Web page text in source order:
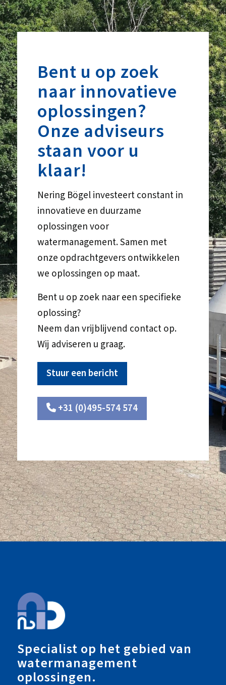
Bent u op zoek
naar innovatieve
oplossingen?
Onze adviseurs
staan voor u
klaar!
Nering Bögel investeert constant in
innovatieve en duurzame
oplossingen voor
watermanagement. Samen met
onze opdrachtgevers ontwikkelen
we oplossingen op maat.
Bent u op zoek naar een specifieke
oplossing?
Neem dan vrijblijvend contact op.
Wij adviseren u graag.
Stuur een bericht
+31 (0)495-574 574
Specialist op het gebied van
watermanagement
oplossingen.